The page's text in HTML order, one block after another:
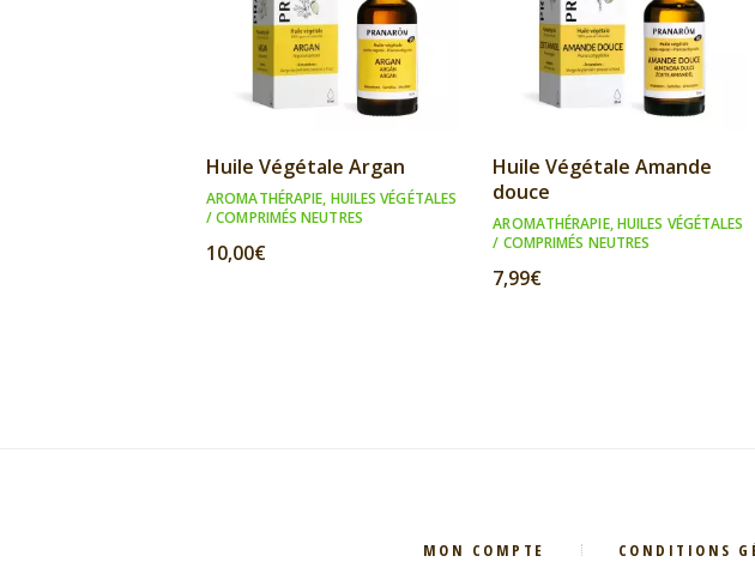
Huile Végétale Argan
AROMATHÉRAPIE, HUILES VÉGÉTALES
/ COMPRIMÉS NEUTRES
10,00€
Huile Végétale Amande
douce
AROMATHÉRAPIE,HUILES VÉGÉTALES
/ COMPRIMÉS NEUTRES
7,99€
MON COMPTE CONDITIONS